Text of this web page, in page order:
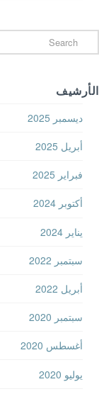
Search
الأرشيف
ديسمبر 2025
أبريل 2025
فبراير 2025
أكتوبر 2024
يناير 2024
سبتمبر 2022
أبريل 2022
سبتمبر 2020
أغسطس 2020
يوليو 2020